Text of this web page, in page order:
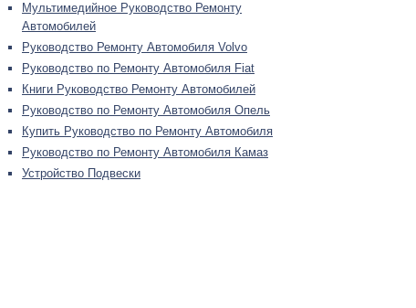
Мультимедийное Руководство Ремонту
Автомобилей
Руководство Ремонту Автомобиля Volvo
Руководство по Ремонту Автомобиля Fiat
Книги Руководство Ремонту Автомобилей
Руководство по Ремонту Автомобиля Опель
Купить Руководство по Ремонту Автомобиля
Руководство по Ремонту Автомобиля Камаз
Устройство Подвески